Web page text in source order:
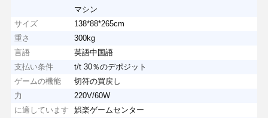
マシン
サイズ
138*88*265cm
重さ
300kg
言語
英語中国語
支払い条件
t/t 30％のデポジット
ゲームの機能
切符の買戻し
力
220V/60W
に適しています
娯楽ゲームセンター